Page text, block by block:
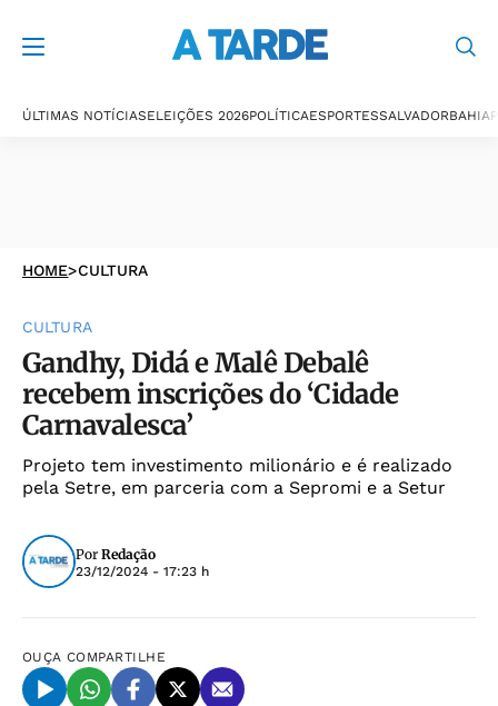
ÚLTIMAS NOTÍCIASELEIÇÕES 2026POLÍTICAESPORTESSALVADORBAHIA
HOME>CULTURA
CULTURA
Gandhy, Didá e Malê Debalê
recebem inscrições do ‘Cidade
Carnavalesca’
Projeto tem investimento milionário e é realizado
pela Setre, em parceria com a Sepromi e a Setur
Por Redação
23/12/2024 - 17:23 h
OUÇA COMPARTILHE